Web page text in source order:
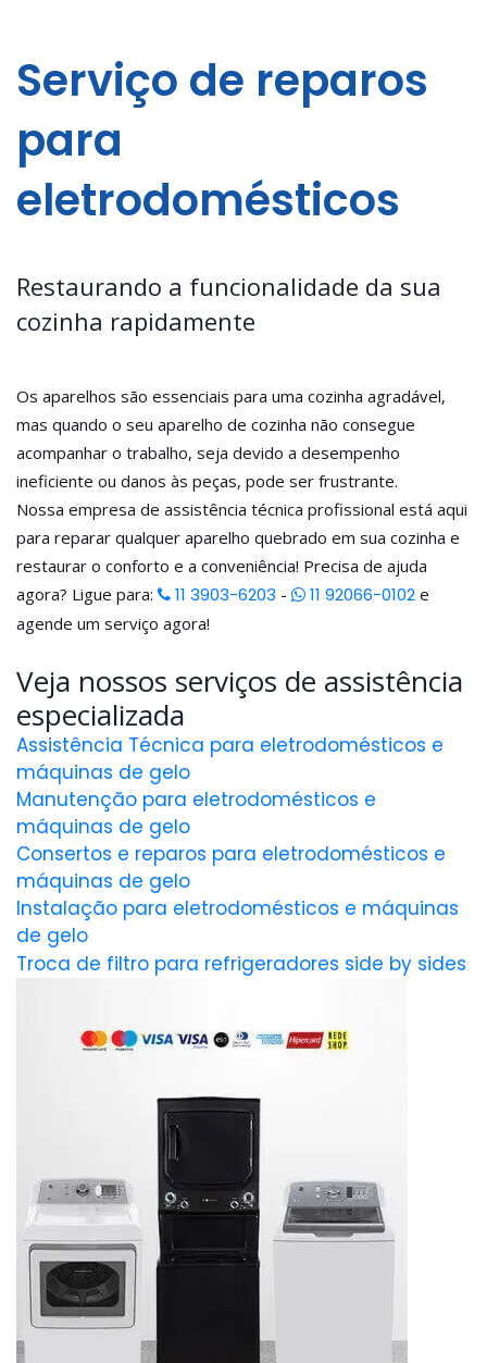
Serviço de reparos
para
eletrodomésticos
Restaurando a funcionalidade da sua
cozinha rapidamente
Os aparelhos são essenciais para uma cozinha agradável,
mas quando o seu aparelho de cozinha não consegue
acompanhar o trabalho, seja devido a desempenho
ineficiente ou danos às peças, pode ser frustrante.
Nossa empresa de assistência técnica profissional está aqui
para reparar qualquer aparelho quebrado em sua cozinha e
restaurar o conforto e a conveniência! Precisa de ajuda
agora? Ligue para:
11 3903-6203 - 11 92066-0102 e
agende um serviço agora!
Veja nossos serviços de assistência
especializada
Assistência Técnica para eletrodomésticos e
máquinas de gelo
Manutenção para eletrodomésticos e
máquinas de gelo
Consertos e reparos para eletrodomésticos e
máquinas de gelo
Instalação para eletrodomésticos e máquinas
de gelo
Troca de filtro para refrigeradores side by sides